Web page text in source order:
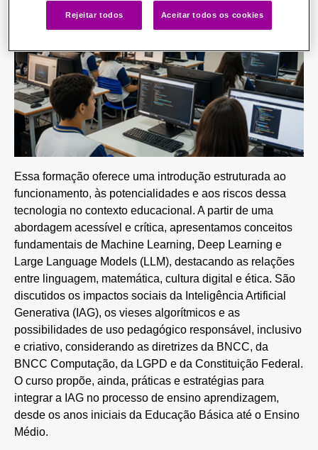
Essa formação oferece uma introdução estruturada ao
funcionamento, às potencialidades e aos riscos dessa
tecnologia no contexto educacional. A partir de uma
abordagem acessível e crítica, apresentamos conceitos
fundamentais de Machine Learning, Deep Learning e
Large Language Models (LLM), destacando as relações
entre linguagem, matemática, cultura digital e ética. São
discutidos os impactos sociais da Inteligência Artificial
Generativa (IAG), os vieses algorítmicos e as
possibilidades de uso pedagógico responsável, inclusivo
e criativo, considerando as diretrizes da BNCC, da
BNCC Computação, da LGPD e da Constituição Federal.
O curso propõe, ainda, práticas e estratégias para
integrar a IAG no processo de ensino aprendizagem,
desde os anos iniciais da Educação Básica até o Ensino
Médio.
Rejeitar todos Aceitar todos os cookies